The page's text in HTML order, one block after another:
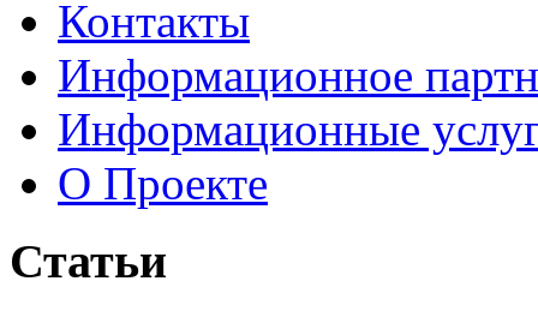
Контакты
Информационное
Информационные
О Проекте
Статьи